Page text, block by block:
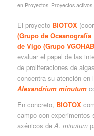
en Proyectos, Proyectos activos
El proyecto BIOTOX
(Grupo de
de Vigo (Grupo
evaluar el papel de las
de proliferaciones de
concentra su atención en
Alexandrium minutum
En concreto, BIOTOX
campo con experimentos
axénicos deA. minutum